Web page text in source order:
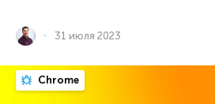
31 июля 2023
Chrome